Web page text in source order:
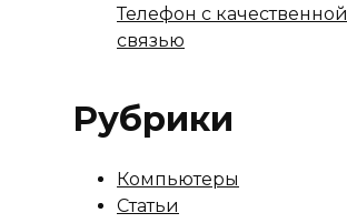
Телефон с качественной
связью
Рубрики
Компьютеры
Статьи